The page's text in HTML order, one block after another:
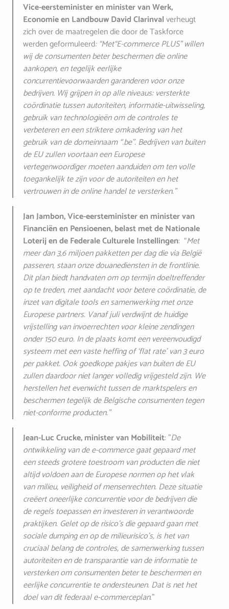
Vice-eersteminister en minister van Werk,
Economie en Landbouw David Clarinvalverheugt
zich over de maatregelen die door de Taskforce
werden geformuleerd: “Met“E-commerce PLUS” willen
wij de consumenten beter beschermen die online
aankopen, en tegelijk eerlijke
concurrentievoorwaarden garanderen voor onze
bedrijven. Wij grijpen in op alle niveaus: versterkte
coördinatie tussen autoriteiten, informatie-uitwisseling,
gebruik van technologieën om de controles te
verbeteren en een striktere omkadering van het
gebruik van de domeinnaam “.be”. Bedrijven van buiten
de EU zullen voortaan een Europese
vertegenwoordiger moeten aanduiden om ten volle
toegankelijk te zijn voor de autoriteiten en het
vertrouwen in de online handel te versterken.”
Jan Jambon, Vice-eersteminister en minister van
Financiën en Pensioenen, belast met de Nationale
Loterij en de Federale Culturele Instellingen: “Met
meer dan 3,6 miljoen pakketten per dag die via België
passeren, staan onze douanediensten in de frontlinie.
Dit plan biedt handvaten om op termijn doeltreffender
op te treden, met aandacht voor betere coördinatie, de
inzet van digitale tools en samenwerking met onze
Europese partners. Vanaf juli verdwijnt de huidige
vrijstelling van invoerrechten voor kleine zendingen
onder 150 euro. In de plaats komt een vereenvoudigd
systeem met een vaste heffing of ‘flat rate’ van 3 euro
per pakket. Ook goedkope pakjes van buiten de EU
zullen daardoor niet langer volledig vrijgesteld zijn. We
herstellen het evenwicht tussen de marktspelers en
beschermen tegelijk de Belgische consumenten tegen
niet-conforme producten.”
Jean-Luc Crucke, minister van Mobiliteit: "De
ontwikkeling van de e-commerce gaat gepaard met
een steeds grotere toestroom van producten die niet
altijd voldoen aan de Europese normen op het vlak
van milieu, veiligheid of mensenrechten. Deze situatie
creëert oneerlijke concurrentie voor de bedrijven die
de regels toepassen en investeren in verantwoorde
praktijken. Gelet op de risico’s die gepaard gaan met
sociale dumping en op de milieurisico’s, is het van
cruciaal belang de controles, de samenwerking tussen
autoriteiten en de transparantie van de informatie te
versterken om consumenten beter te beschermen en
eerlijke concurrentie te ondersteunen. Dat is net het
doel van dit federaal e-commerceplan."